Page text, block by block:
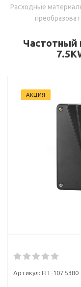
Расходные
Частотный
АКЦИЯ
Артикул: FIT-107.5380